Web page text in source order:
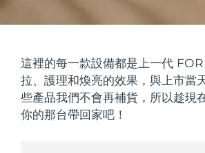
這裡的每一款設備都是上一代
拉、護理和煥亮的效果，與上市當
些產品我們不會再補貨，所以趁現
你的那台帶回家吧！
FAQ™ Dual LED Panel
發貨國家
美國
英國